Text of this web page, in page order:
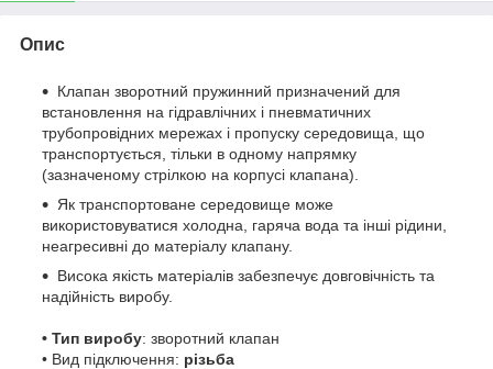
Опис
Клапан зворотний пружинний призначений для
встановлення на гідравлічних і пневматичних
трубопровідних мережах і пропуску середовища, що
транспортується, тільки в одному напрямку
(зазначеному стрілкою на корпусі клапана).
Як транспортоване середовище може
використовуватися холодна, гаряча вода та інші рідини,
неагресивні до матеріалу клапану.
Висока якість матеріалів забезпечує довговічність та
надійність виробу.
• Тип виробу: зворотний клапан
• Вид підключення: різьба